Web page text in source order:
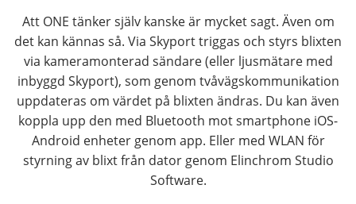
Att ONE tänker själv kanske är mycket sagt. Även om
det kan kännas så. Via Skyport triggas och styrs blixten
via kameramonterad sändare (eller ljusmätare med
inbyggd Skyport), som genom tvåvägskommunikation
uppdateras om värdet på blixten ändras. Du kan även
koppla upp den med Bluetooth mot smartphone iOS-
Android enheter genom app. Eller med WLAN för
styrning av blixt från dator genom Elinchrom Studio
Software.